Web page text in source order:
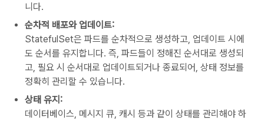
니다.
순차적 배포와 업데이트:
StatefulSet은 파드를 순차적으로 생성하고, 업데이트 시에
도 순서를 유지합니다. 즉, 파드들이 정해진 순서대로 생성되
고, 필요 시 순서대로 업데이트되거나 종료되어, 상태 정보를
정확히 관리할 수 있습니다.
상태 유지:
데이터베이스, 메시지 큐, 캐시 등과 같이 상태를 관리해야 하